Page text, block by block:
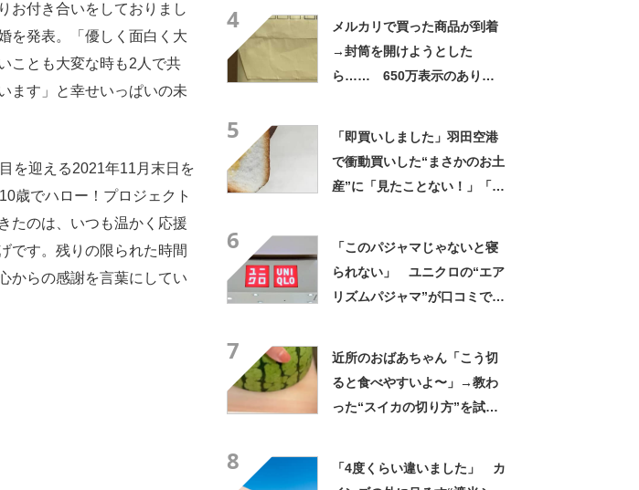
お付き合いをしておりまし
を発表。「優しく面白く大
ことも大変な時も2人で共
ます」と幸せいっぱいの未
を迎える2021年11月末日を
歳でハロー！プロジェクト
たのは、いつも温かく応援
です。残りの限られた時間
からの感謝を言葉にしてい
4
メルカリで買った商品が到着
→封筒を開けようとした
ら…… 650万表示のありえ
5
「即買いしました」羽田空港
で衝動買いした“まさかのお土
産”に「見たことない！」「み
6
「このパジャマじゃないと寝
られない」 ユニクロの“エア
リズムパジャマ”が口コミで好
7
近所のおばあちゃん「こう切
ると食べやすいよ〜」→教わ
った“スイカの切り方”を試し
8
「4度くらい違いました」 カ